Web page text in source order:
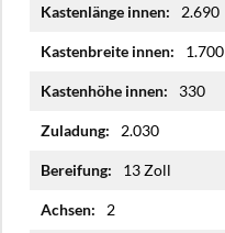
2.690
1.700
330
2.030
13 Zoll
2